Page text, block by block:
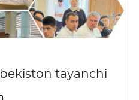
tayanchi